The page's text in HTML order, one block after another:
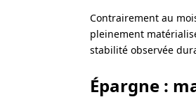
Contrairement au
pleinement
stabilité observée
Épargne :